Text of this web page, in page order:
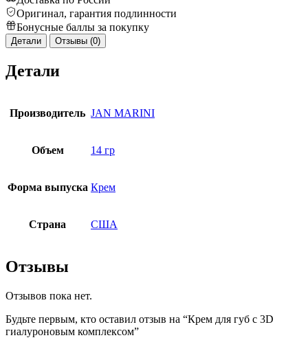
губ
с
3D
гиалуроновым
Оригинал, гарантия подлинности
Бонусные баллы за покупку
Детали Отзывы (0)
Детали
Производитель JAN MARINI
Объем 14 гр
Форма выпуска Крем
Страна США
Отзывы
Отзывов пока нет.
Будьте первым, кто оставил отзыв на “Крем для губ с 3D
гиалуроновым комплексом”